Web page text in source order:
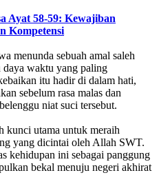
Ayat 58-59: Kewajiban
Kompetensi
menunda sebuah amal saleh
daya waktu yang paling
itu hadir di dalam hati,
sebelum rasa malas dan
niat suci tersebut.
kunci utama untuk meraih
yang dicintai oleh Allah SWT.
kehidupan ini sebagai panggung
bekal menuju negeri akhirat